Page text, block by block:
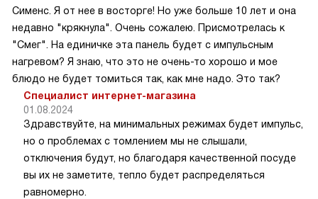
Сименс. Я от нее в восторге! Но уже больше 10 лет и она
недавно "крякнула". Очень сожалею. Присмотрелась к
"Смег". На единичке эта панель будет с импульсным
нагревом? Я знаю, что это не очень-то хорошо и мое
блюдо не будет томиться так, как мне надо. Это так?
Специалист интернет-магазина
01.08.2024
Здравствуйте, на минимальных режимах будет импульс,
но о проблемах с томлением мы не слышали,
отключения будут, но благодаря качественной посуде
вы их не заметите, тепло будет распределяться
равномерно.